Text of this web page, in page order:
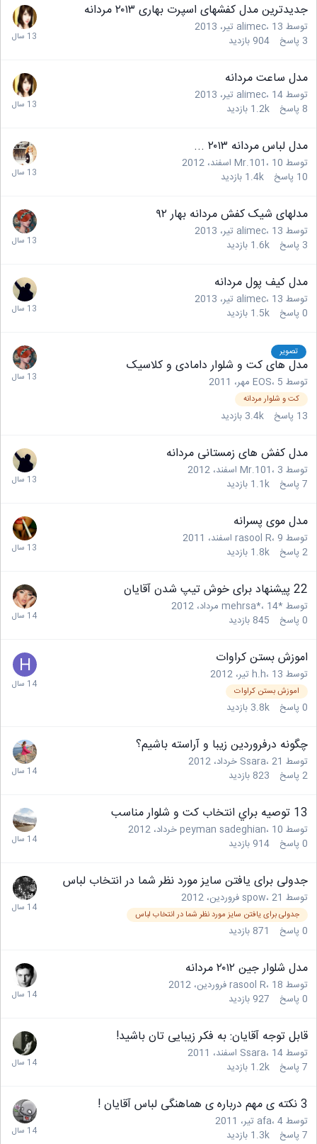
جدیدترین مدل کفشهای اسپرت بهاری ۲۰۱۳ مردانه
توسط alimec ،13 تیر، 2013
3 پاسخ 904بازدید
مدل ساعت مردانه
توسط alimec ،14 تیر، 2013
8 پاسخ 1.2k بازدید
مدل لباس مردانه ۲۰۱۳ ...
توسط Mr.101 ،10 اسفند، 2012
10 پاسخ 1.4k بازدید
مدلهای شیک کفش مردانه بهار ۹۲
توسط alimec ،13 تیر، 2013
3 پاسخ 1.6k بازدید
مدل کیف پول مردانه
توسط alimec ،13 تیر، 2013
0پاسخ 1.5k بازدید
تصویر
مدل های کت و شلوار دامادی و کلاسیک
توسط EOS ،5 مهر، 2011
کت و شلوار مردانه
13 پاسخ 3.4k بازدید
مدل کفش های زمستانی مردانه
توسط Mr.101 ،3 اسفند، 2012
7پاسخ 1.1k بازدید
مدل موی پسرانه
توسط rasool R ،9 اسفند، 2011
2پاسخ 1.8k بازدید
22 پیشنهاد برای خوش تیپ شدن آقایان
توسط*mehrsa* ،14 مرداد، 2012
0پاسخ 845 بازدید
اموزش بستن کراوات
توسط h.h ،13 تیر، 2012
اموزش بستن کراوات
0پاسخ 3.8k بازدید
چگونه درفروردين زيبا و آراسته باشيم؟
توسط Ssara ،21 خرداد، 2012
2پاسخ 823 بازدید
13 توصيه براي انتخاب کت و شلوار مناسب
توسط peyman sadeghian ،10 خرداد، 2012
0پاسخ 914بازدید
جدولی برای یافتن سایز مورد نظر شما در انتخاب لباس
توسط spow ،21 فروردین، 2012
جدولی برای یافتن سایز مورد نظر شما در انتخاب لباس
0پاسخ 871 بازدید
مدل شلوار جین ۲۰۱۲ مردانه
توسط rasool R ،18 فروردین، 2012
0پاسخ 927بازدید
قابل توجه آقایان: به فکر زیبایی تان باشید!
توسط Ssara ،14 اسفند، 2011
7پاسخ 1.2k بازدید
3 نکته ی مهم درباره ی هماهنگی لباس آقایان !
توسط afa ،4 تیر، 2011
7پاسخ 1.3k بازدید